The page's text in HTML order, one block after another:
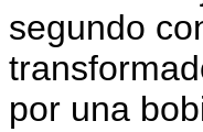
segundo
por una